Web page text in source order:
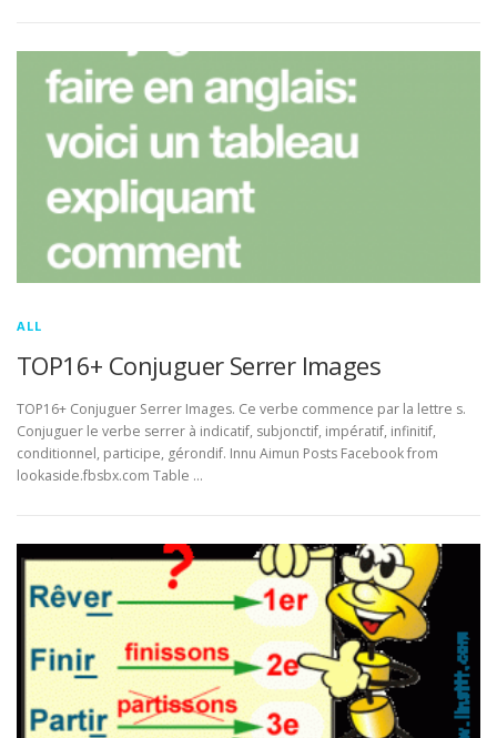
ALL
TOP16+ Conjuguer Serrer Images
TOP16+ Conjuguer Serrer Images. Ce verbe commence par la lettre s.
Conjuguer le verbe serrer à indicatif, subjonctif, impératif, infinitif,
conditionnel, participe, gérondif. Innu Aimun Posts Facebook from
lookaside.fbsbx.com Table …